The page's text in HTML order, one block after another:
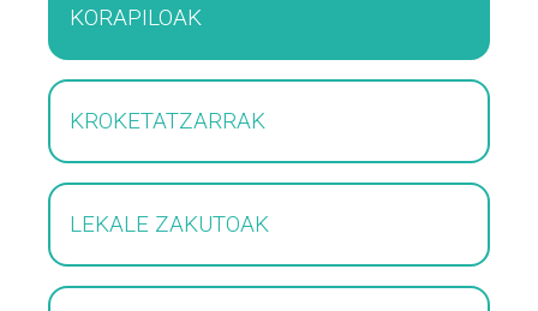
KORAPILOAK
KROKETATZARRAK
LEKALE ZAKUTOAK